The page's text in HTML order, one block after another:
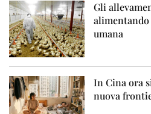
Gli
umana
In Cina ora
nuova